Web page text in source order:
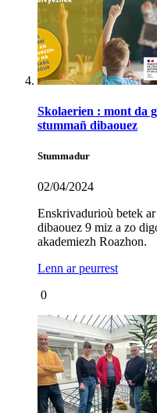
Skolaerien : mont da
stummañ dibaouez
Stummadur
02/04/2024
Enskrivadurioù betek
dibaouez 9 miz a zo
akademiezh Roazhon.
Lenn ar peurrest
0